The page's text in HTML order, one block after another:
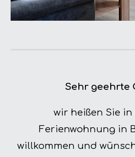
Sehr geehrte
wir heißen Sie
Ferienwohnung in
willkommen und